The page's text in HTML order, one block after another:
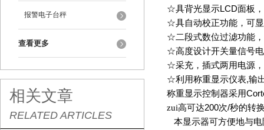
报警电子台秤
查看更多
相关文章
RELATED ARTICLES
☆具背光显示LCD面板
☆具自动校正功能，可
☆二段式数位过滤功能
☆高度设计开关量信号
☆采充，插式两用电源
☆利用称重显示仪表,输
称重显示控制器采用
zui高可达200次/秒的转
本显示器可方便地与